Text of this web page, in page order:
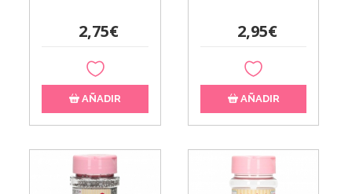
2,75€
AÑADIR
2,95€
AÑADIR